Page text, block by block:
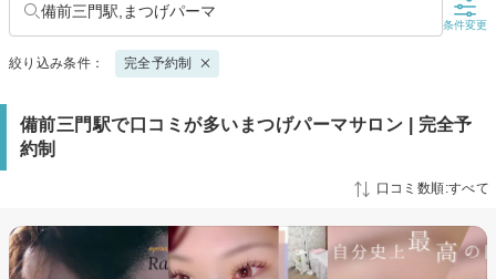
備前三門駅,まつげパーマ
条件変更
絞り込み条件： 完全予約制
備前三門駅で口コミが多いまつげパーマサロン | 完全予
約制
口コミ数順:すべて